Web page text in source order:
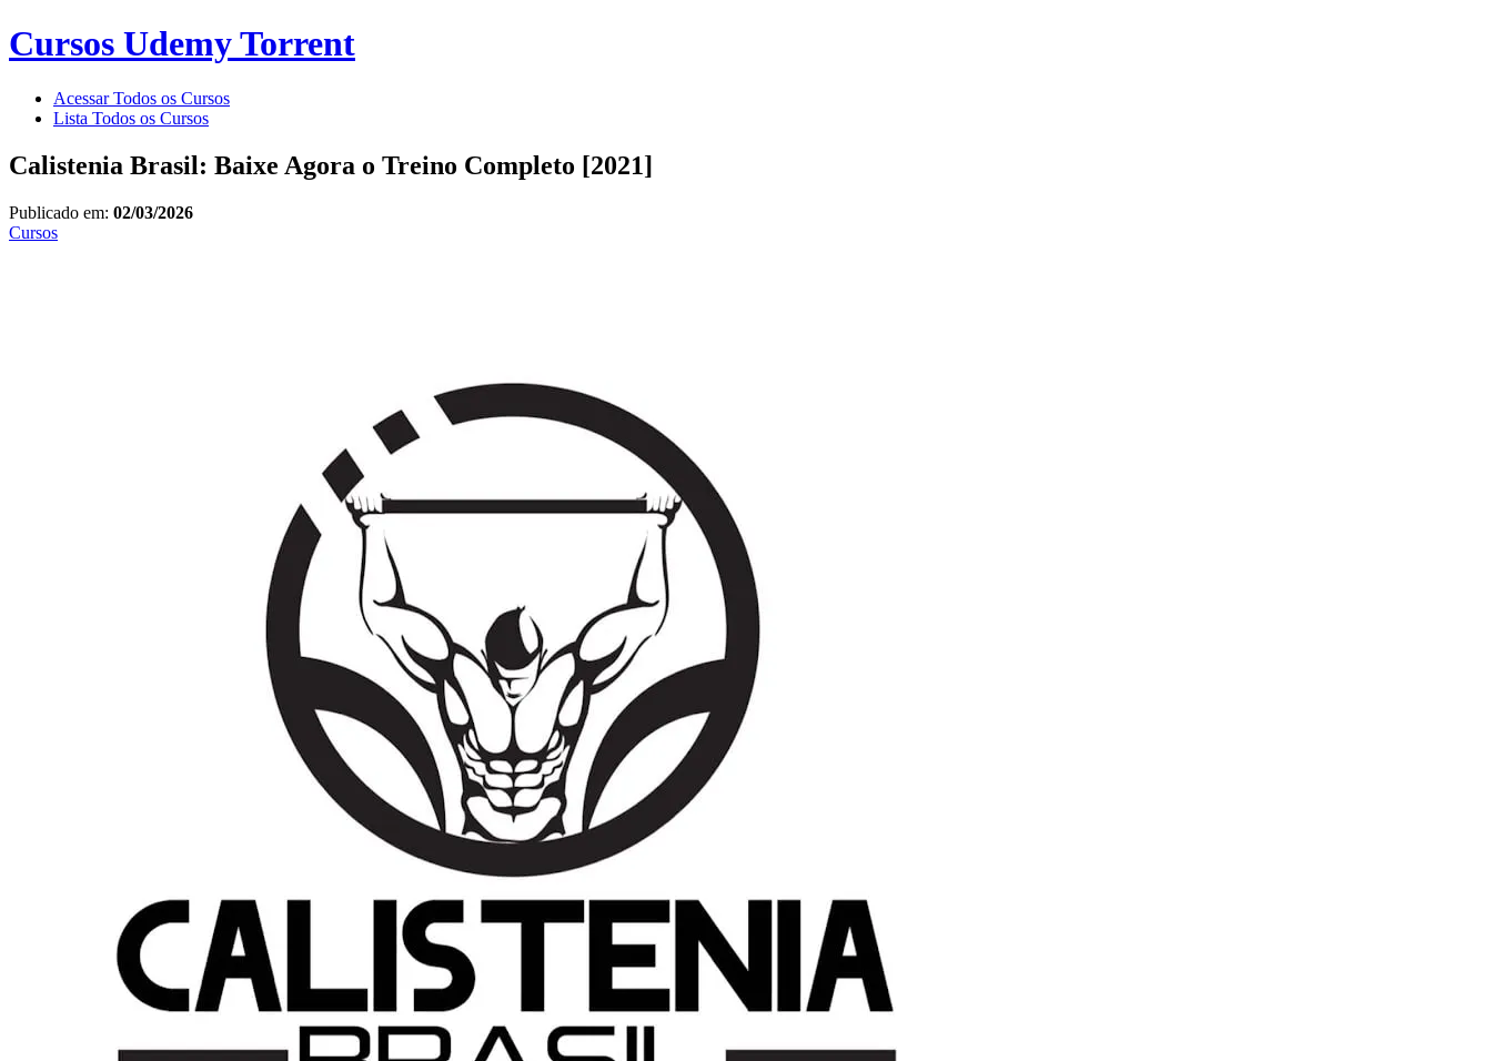
Cursos Udemy Torrent
Acessar Todos os Cursos
Lista Todos os Cursos
Calistenia Brasil: Baixe Agora o Treino Completo [2021]
Publicado em: 02/03/2026
Cursos